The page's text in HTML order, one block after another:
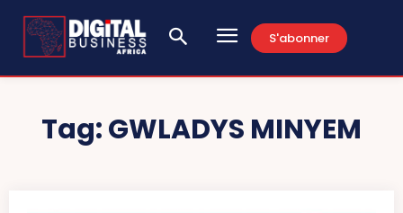
S'abonner
Tag:GWLADYS MINYEM